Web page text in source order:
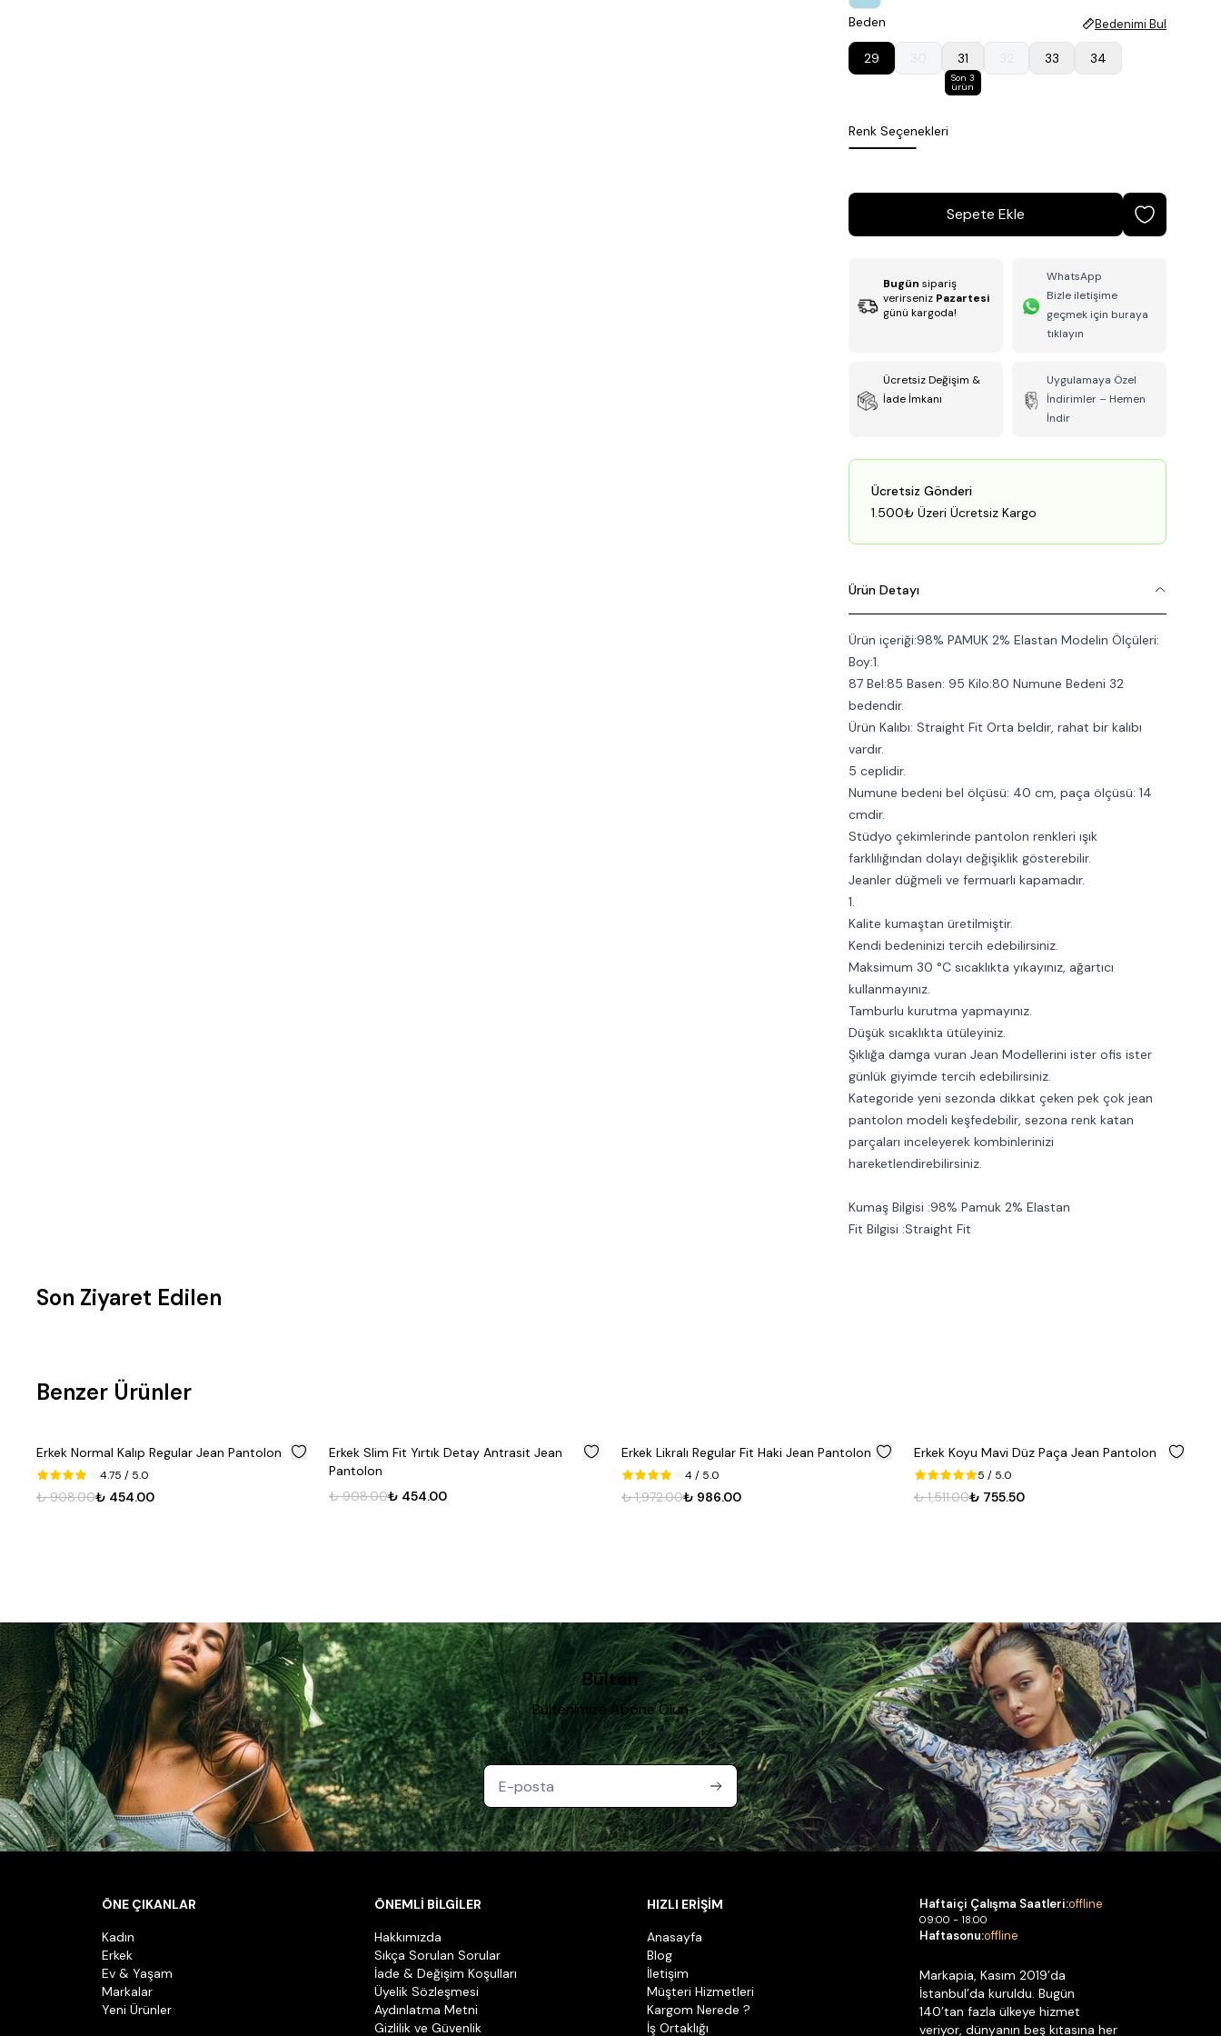
Beden Bedenimi Bul
29 31
Son 3
ürün
33 34
Renk Seçenekleri
Sepete Ekle
Bugün sipariş
verirseniz Pazartesi
günü kargoda!
WhatsApp
Bizle iletişime
geçmek için buraya
tıklayın
Ücretsiz Değişim &
İade İmkanı
Uygulamaya Özel
İndirimler – Hemen
İndir
Ücretsiz Gönderi
1.500₺ Üzeri Ücretsiz Kargo
Ürün Detayı
Ürün içeriği:98% PAMUK 2% Elastan Modelin Ölçüleri:
Boy:1.
87 Bel:85 Basen: 95 Kilo:80 Numune Bedeni 32
bedendir.
Ürün Kalıbı: Straight Fit Orta beldir, rahat bir kalıbı
vardır.
5 ceplidir.
Numune bedeni bel ölçüsü: 40 cm, paça ölçüsü: 14
cmdir.
Stüdyo çekimlerinde pantolon renkleri ışık
farklılığından dolayı değişiklik gösterebilir.
Jeanler düğmeli ve fermuarlı kapamadır.
1.
Kalite kumaştan üretilmiştir.
Kendi bedeninizi tercih edebilirsiniz.
Maksimum 30 °C sıcaklıkta yıkayınız, ağartıcı
kullanmayınız.
Tamburlu kurutma yapmayınız.
Düşük sıcaklıkta ütüleyiniz.
Şıklığa damga vuran Jean Modellerini ister ofis ister
günlük giyimde tercih edebilirsiniz.
Kategoride yeni sezonda dikkat çeken pek çok jean
pantolon modeli keşfedebilir, sezona renk katan
parçaları inceleyerek kombinlerinizi
hareketlendirebilirsiniz.
Kumaş Bilgisi :98% Pamuk 2% Elastan
Fit Bilgisi :Straight Fit
Son Ziyaret Edilen
Benzer Ürünler
Ürünü
% 50
Erkek Normal Kalıp Regular Jean Pantolon
4.75 / 5.0
₺ 908.00₺ 454.00
50
Erkek Slim Fit Yırtık Detay Antrasit Jean
Pantolon
₺ 908.00₺ 454.00
% 50
Erkek Likralı Regular Fit Haki Jean Pantolon
4/ 5.0
₺ 1,972.00₺ 986.00
50
Erkek Koyu Mavi Düz Paça Jean Pantolon
5 / 5.0
₺ 1,511.00₺ 755.50
Bülten
Bültenimize Abone Olun
ÖNE ÇIKANLAR
Kadın
Erkek
Ev & Yaşam
Markalar
Yeni Ürünler
ÖNEMLİ BİLGİLER
Hakkımızda
Sıkça Sorulan Sorular
İade & Değişim Koşulları
Üyelik Sözleşmesi
Aydınlatma Metni
Gizlilik ve Güvenlik
HIZLI ERİŞİM
Anasayfa
Blog
İletişim
Müşteri Hizmetleri
Kargom Nerede ?
İş Ortaklığı
Haftaiçi Çalışma Saatleri:offline
09:00 - 18:00
Haftasonu:offline
Markapia, Kasım 2019’da
İstanbul’da kuruldu. Bugün
140’tan fazla ülkeye hizmet
veriyor, dünyanın beş kıtasına her